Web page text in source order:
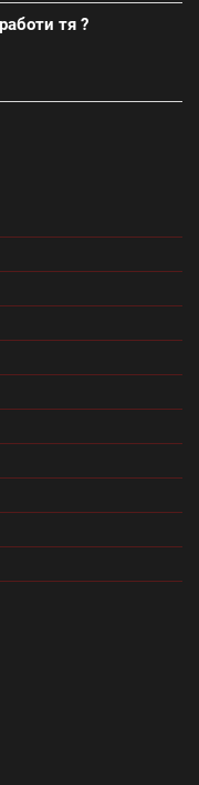
Леко (0)
(0)
(6)
тя ?